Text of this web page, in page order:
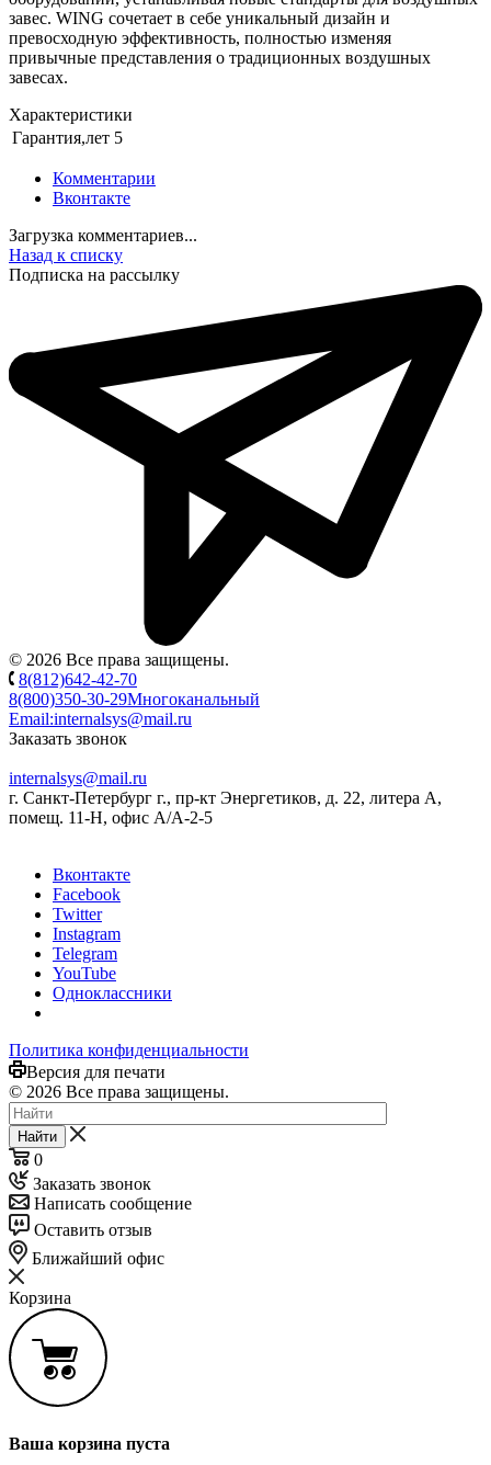
завес. WING сочетает в себе уникальный дизайн и
превосходную эффективность, полностью изменяя
привычные представления о традиционных воздушных
завесах.
Характеристики
Гарантия,лет 5
Комментарии
Вконтакте
Загрузка комментариев...
Назад к списку
Подписка на рассылку
© 2026 Все права защищены.
8(812)642-42-70
8(800)350-30-29Многоканальный
Email:internalsys@mail.ru
Заказать звонок
internalsys@mail.ru
г. Санкт-Петербург г., пр-кт Энергетиков, д. 22, литера А,
помещ. 11-Н, офис А/А-2-5
Вконтакте
Facebook
Twitter
Instagram
Telegram
YouTube
Одноклассники
Политика конфиденциальности
Версия для печати
© 2026 Все права защищены.
Найти
0
Заказать звонок
Написать сообщение
Оставить отзыв
Ближайший офис
Корзина
Ваша корзина пуста